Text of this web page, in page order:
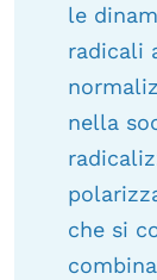
le
radicali
nella
che si